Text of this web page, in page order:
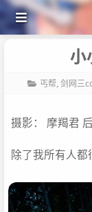
小
丐帮,剑网三
摄影： 摩羯君
除了我所有人